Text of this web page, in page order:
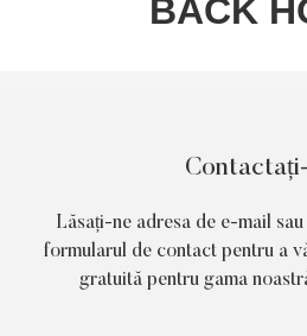
BACK
Lăsați-ne adresa de e-mail
formularul de contact pentru a
gratuită pentru gama